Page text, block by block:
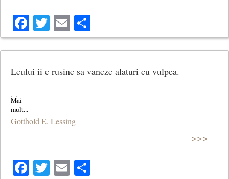
Facebook
Twitter
Email
Leului ii e rusine sa vaneze alaturi cu vulpea.
Gotthold E. Lessing
>>>
Facebook
Twitter
Email